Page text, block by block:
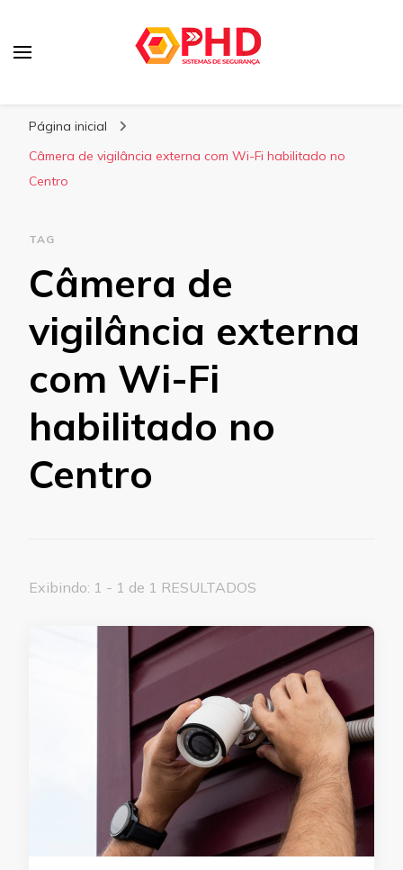
Página inicial
Câmera de vigilância externa com Wi-Fi habilitado no
Centro
TAG
Câmera de
vigilância externa
com Wi-Fi
habilitado no
Centro
Exibindo: 1 - 1 de 1 RESULTADOS